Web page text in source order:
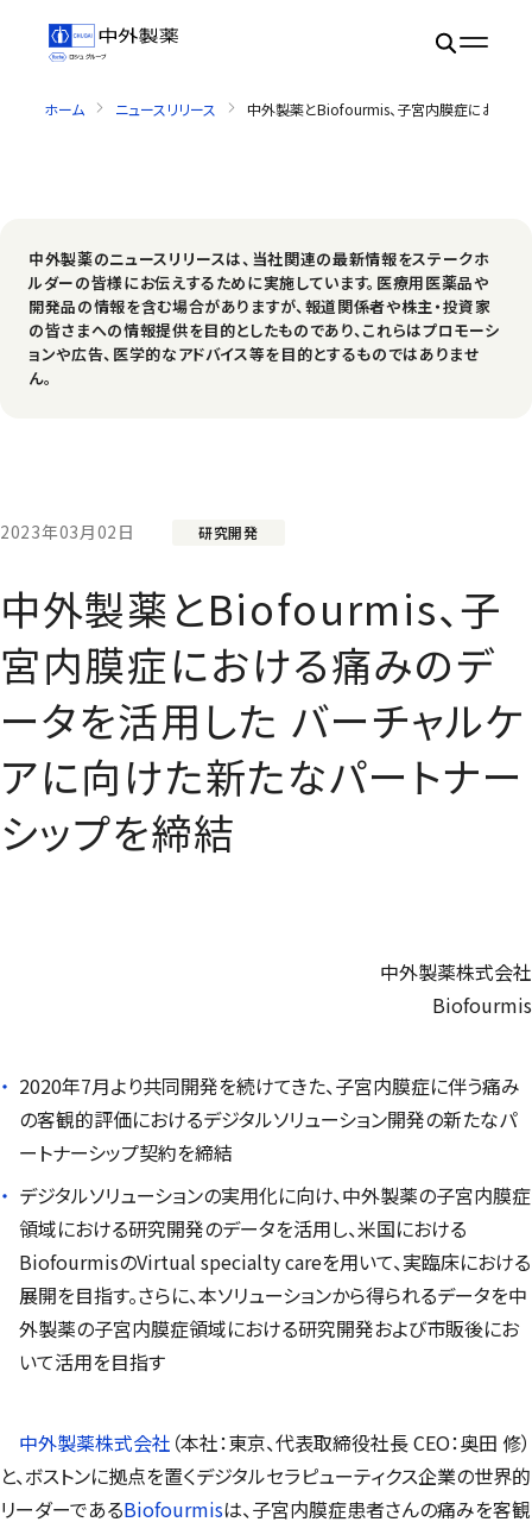
ホーム ニュースリリース 中外製薬とBiofourmis、子宮内膜症における
中外製薬のニュースリリースは、当社関連の最新情報をステークホ
ルダーの皆様にお伝えするために実施しています。医療用医薬品や
開発品の情報を含む場合がありますが、報道関係者や株主・投資家
の皆さまへの情報提供を目的としたものであり、これらはプロモーシ
ョンや広告、医学的なアドバイス等を目的とするものではありませ
ん。
2023年03月02日 研究開発
中外製薬とBiofourmis、子
宮内膜症における痛みのデ
ータを活用した バーチャルケ
アに向けた新たなパートナー
シップを締結
中外製薬株式会社
Biofourmis
2020年7月より共同開発を続けてきた、子宮内膜症に伴う痛み
の客観的評価におけるデジタルソリューション開発の新たなパ
ートナーシップ契約を締結
デジタルソリューションの実用化に向け、中外製薬の子宮内膜症
領域における研究開発のデータを活用し、米国における
BiofourmisのVirtual specialty careを用いて、実臨床における
展開を目指す。さらに、本ソリューションから得られるデータを中
外製薬の子宮内膜症領域における研究開発および市販後にお
いて活用を目指す
中外製薬株式会社 （本社：東京、代表取締役社長 CEO：奥田 修）
と、ボストンに拠点を置くデジタルセラピューティクス企業の世界的
リーダーであるBiofourmisは、子宮内膜症患者さんの痛みを客観